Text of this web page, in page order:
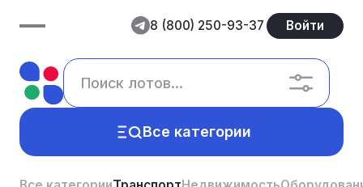
8 (800) 250-93-37 Войти
Все категории